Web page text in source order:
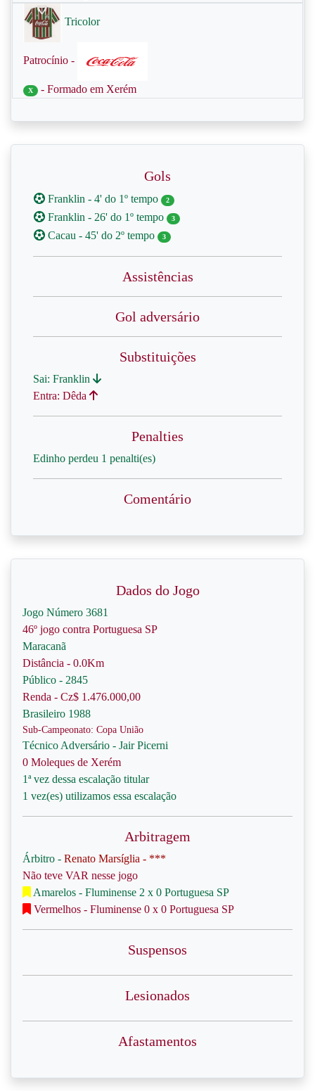
Tricolor
Patrocínio -
X - Formado em Xerém
Gols
Franklin - 4' do 1º tempo 2
Franklin - 26' do 1º tempo 3
Cacau - 45' do 2º tempo 3
Assistências
Gol adversário
Substituições
Sai: Franklin
Entra: Dêda
Penalties
Edinho perdeu 1 penalti(es)
Comentário
Dados do Jogo
Jogo Número 3681
46º jogo contra Portuguesa SP
Maracanã
Distância - 0.0Km
Público - 2845
Renda - Cz$ 1.476.000,00
Brasileiro 1988
Sub-Campeonato: Copa União
Técnico Adversário - Jair Picerni
0 Moleques de Xerém
1ª vez dessa escalação titular
1 vez(es) utilizamos essa escalação
Arbitragem
Árbitro - Renato Marsíglia - ***
Não teve VAR nesse jogo
Amarelos - Fluminense 2 x 0 Portuguesa SP
Vermelhos - Fluminense 0 x 0 Portuguesa SP
Suspensos
Lesionados
Afastamentos